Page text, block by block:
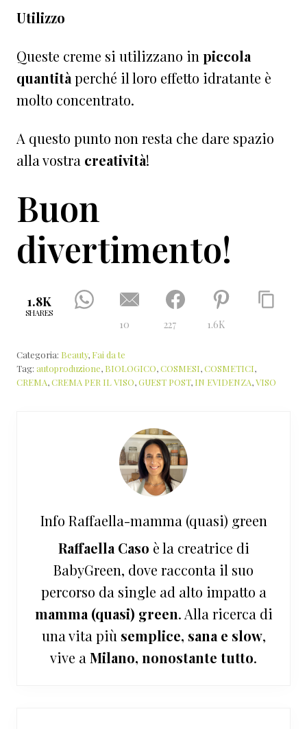
Utilizzo
Queste creme si utilizzano in piccola
quantità perché il loro effetto idratante è
molto concentrato.
A questo punto non resta che dare spazio
alla vostra creatività!
Buon
divertimento!
1.8K
SHARES
10 227 1.6K
Categoria: Beauty, Fai da te
Tag: autoproduzione, BIOLOGICO,COSMESI,COSMETICI,
CREMA,CREMA PER IL VISO,GUEST POST, IN EVIDENZA,VISO
Info Raffaella-mamma (quasi) green
Raffaella Caso è la creatrice di
BabyGreen, dove racconta il suo
percorso da single ad alto impatto a
mamma (quasi) green. Alla ricerca di
una vita più semplice, sana e slow,
vive a Milano, nonostante tutto.